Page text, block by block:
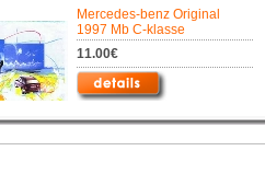
Mercedes-benz Original
1997 Mb C-klasse
11.00€